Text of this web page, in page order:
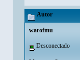
Autor
warofmu
Desconectado